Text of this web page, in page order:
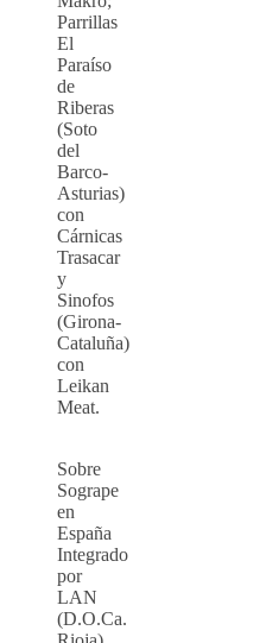
Parrillas
El
Paraíso
de
Riberas
(Soto
del
Barco-
Asturias)
con
Cárnicas
Trasacar
y
Sinofos
(Girona-
Cataluña)
con
Leikan
Meat.
Sobre
Sogrape
en
España
Integrado
por
LAN
(D.O.Ca.